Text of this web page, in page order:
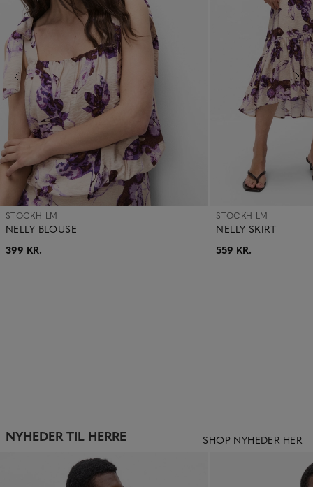
NELLY BLOUSE
STOCKH LM
399 KR.
NELLY SKIRT
STOCKH LM
559 KR.
NYHEDER TIL HERRE SHOP NYHEDER HER